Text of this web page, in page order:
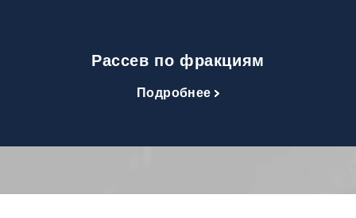
Рассев по фракциям
Подробнее